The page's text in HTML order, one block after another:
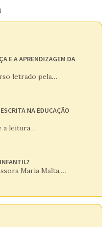
E A APRENDIZAGEM DA
letrado pela…
NA EDUCAÇÃO
a leitura…
Maria Malta,…